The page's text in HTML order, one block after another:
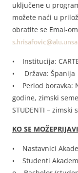
uključene u
možete naći u
obratite se Emai-
• Institucija:
• Država: Španija
• Period boravka:
godine, zimski
STUDENTI – zimski
KO SE
• Nastavnici
• Studenti